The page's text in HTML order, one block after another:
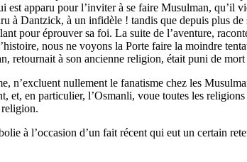
apparu pour l’inviter à se faire Musulman, qu’il
à Dantzick, à un infidèle ! tandis que depuis plus
pour éprouver sa foi. La suite de l’aventure,
nous ne voyons la Porte faire la moindre
retournait à son ancienne religion, était puni de
n’excluent nullement le fanatisme chez les
et, en particulier, l’Osmanli, voue toutes les
à l’occasion d’un fait récent qui eut un certain